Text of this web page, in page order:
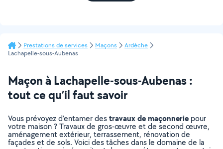
Prestations de services Maçons
Ardèche
Lachapelle-sous-Aubenas
Maçon à Lachapelle-sous-Aubenas :
tout ce qu’il faut savoir
Vous prévoyez d’entamer destravaux de maçonnerie pour
votre maison ? Travaux de gros-œuvre et de second œuvre,
aménagement extérieur, terrassement, rénovation de
façades et de sols. Voici des tâches dans le domaine de la